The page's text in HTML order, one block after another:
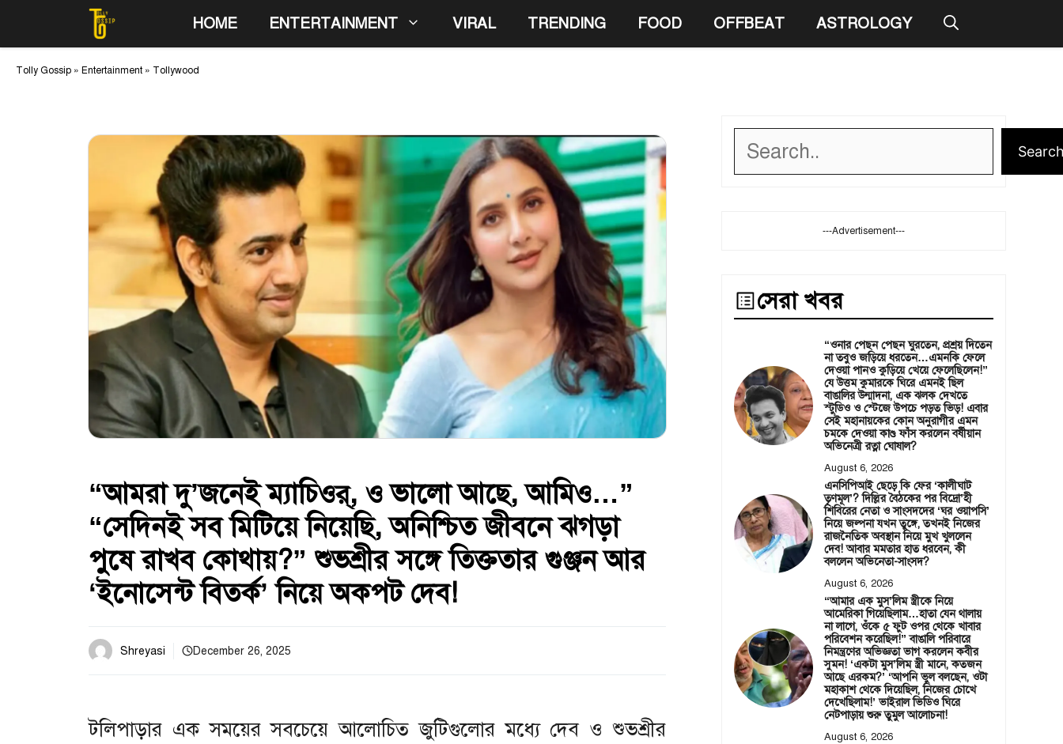
to
content
HOME ENTERTAINMENT VIRAL TRENDING FOOD OFFBEAT ASTROLOGY
Tolly Gossip » Entertainment » Tollywood
“আমরা দু’জনেই ম্যাচিওর্, ও ভালো আছে, আমিও…”
“সেদিনই সব মিটিয়ে নিয়েছি, অনিশ্চিত জীবনে ঝগড়া
পুষে রাখব কোথায়?” শুভশ্রীর সঙ্গে তিক্ততার গুঞ্জন আর
‘ইনোসেন্ট বিতর্ক’ নিয়ে অকপট দেব!
Shreyasi December 26, 2025
টলিপাড়ার এক সময়ের সবচেয়ে আলোচিত জুটিগুলোর মধ্যে দেব ও শুভশ্রীর
Search
---Advertisement---
সেরা খবর
“ওনার পেছন পেছন ঘুরতেন, প্রশ্রয় দিতেন
না তবুও জড়িয়ে ধরতেন…এমনকি ফেলে
দেওয়া পানও কুড়িয়ে খেয়ে ফেলেছিলেন!”
যে উত্তম কুমারকে ঘিরে এমনই ছিল
বাঙালির উন্মাদনা, এক ঝলক দেখতে
স্টুডিও ও স্টেজে উপচে পড়ত ভিড়! এবার
সেই মহানায়কের কোন অনুরাগীর এমন
চমকে দেওয়া কাণ্ড ফাঁস করলেন বর্ষীয়ান
অভিনেত্রী রত্না ঘোষাল?
August 6, 2026
এনসিপিআই ছেড়ে কি ফের ‘কালীঘাট
তৃণমূল’? দিল্লির বৈঠকের পর বিদ্রো’হী
শিবিরের নেতা ও সাংসদদের ‘ঘর ওয়াপসি’
নিয়ে জল্পনা যখন তুঙ্গে, তখনই নিজের
রাজনৈতিক অবস্থান নিয়ে মুখ খুললেন
দেব! আবার মমতার হাত ধরবেন, কী
বললেন অভিনেতা-সাংসদ?
August 6, 2026
“আমার এক মুস’লিম স্ত্রীকে নিয়ে
আমেরিকা গিয়েছিলাম…হাতা যেন থালায়
না লাগে, ওঁকে ৫ ফুট ওপর থেকে খাবার
পরিবেশন করেছিল!” বাঙালি পরিবারে
নিমন্ত্রণের অভিজ্ঞতা ভাগ করলেন কবীর
সুমন! ‘একটা মুস’লিম স্ত্রী মানে, কতজন
আছে এরকম?’ ‘আপনি ভুল বলছেন, ওটা
মহাকাশ থেকে দিয়েছিল, নিজের চোখে
দেখেছিলাম!’ ভাইরাল ভিডিও ঘিরে
নেটপাড়ায় শুরু তুমুল আলোচনা!
August 6, 2026